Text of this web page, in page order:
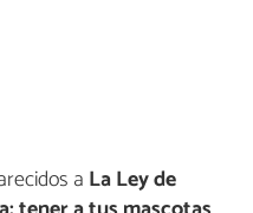
a La Ley de